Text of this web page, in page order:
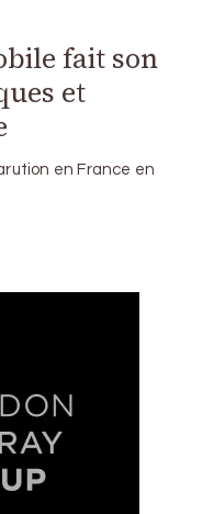
fait son
et
en France en